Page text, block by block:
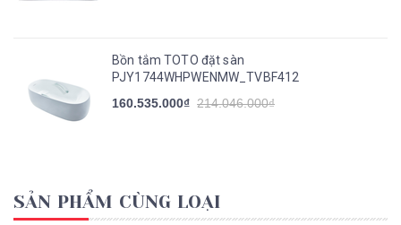
Bồn tắm TOTO đặt sàn
PJY1744WHPWENMW_TVBF412
160.535.000₫ 214.046.000₫
SẢN PHẨM CÙNG LOẠI